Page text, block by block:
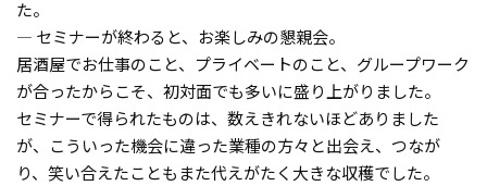
た。
― セミナーが終わると、お楽しみの懇親会。
居酒屋でお仕事のこと、プライベートのこと、グループワーク
が合ったからこそ、初対面でも多いに盛り上がりました。
セミナーで得られたものは、数えきれないほどありました
が、こういった機会に違った業種の方々と出会え、つなが
り、笑い合えたこともまた代えがたく大きな収穫でした。